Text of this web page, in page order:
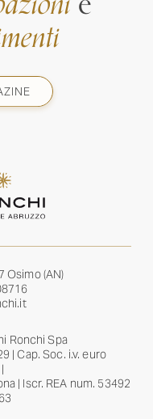
Osimo (AN)
Ronchi Spa
| Cap. Soc. i.v. euro
| Iscr. REA num. 53492